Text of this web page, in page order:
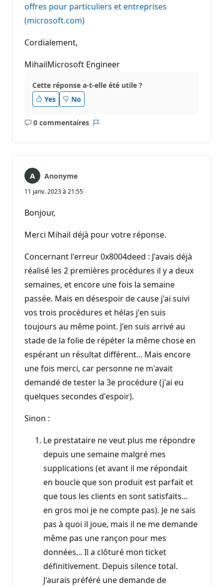
offres pour particuliers et entreprises
(microsoft.com)
Cordialement,
MihailMicrosoft Engineer
Cette réponse a-t-elle été utile ?
Yes
No
0 commentaires
Aucun
Anonyme
11 janv. 2023 à 21:55
Bonjour,
Merci Mihail déjà pour votre réponse.
Concernant l'erreur 0x8004deed : J'avais déjà
réalisé les 2 premières procédures il y a deux
semaines, et encore une fois la semaine
passée. Mais en désespoir de cause j'ai suivi
vos trois procédures et hélas j'en suis
toujours au même point. J'en suis arrivé au
stade de la folie de répéter la même chose en
espérant un résultat différent... Mais encore
une fois merci, car personne ne m'avait
demandé de tester la 3e procédure (j'ai eu
quelques secondes d'espoir).
Sinon :
Le prestataire ne veut plus me répondre
depuis une semaine malgré mes
supplications (et avant il me répondait
en boucle que son produit est parfait et
que tous les clients en sont satisfaits...
en gros moi je ne compte pas). Je ne sais
pas à quoi il joue, mais il ne me demande
même pas une rançon pour mes
données... Il a clôturé mon ticket
définitivement. Depuis silence total.
J'aurais préféré une demande de